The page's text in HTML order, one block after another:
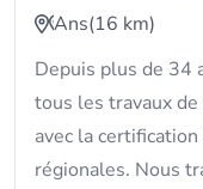
Ans(16 km)
Depuis plus de 34
tous les travaux
avec la
régionales. Nous